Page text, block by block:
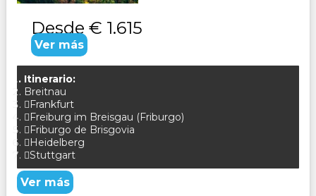
Desde € 1.615
Ver más
Itinerario:
Breitnau
Frankfurt
Freiburg im Breisgau (Friburgo)
Friburgo de Brisgovia
Heidelberg
Stuttgart
Ver más